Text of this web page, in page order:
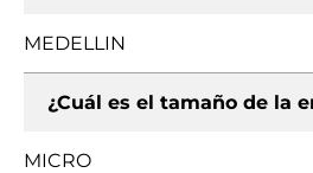
MEDELLIN
¿Cuál es el tamaño de la
MICRO